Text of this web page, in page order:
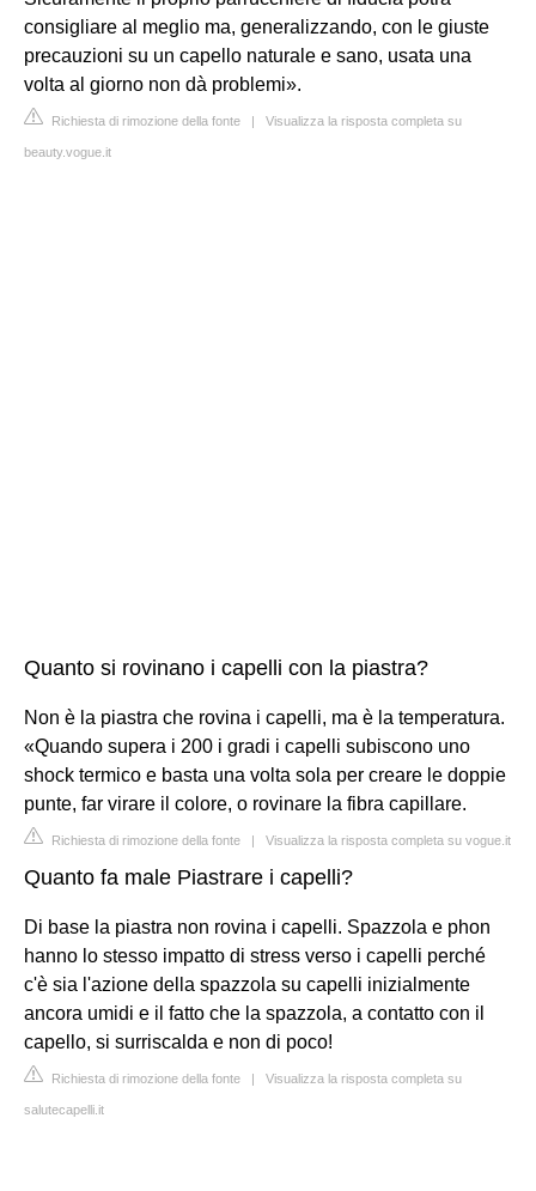
consigliare al meglio ma, generalizzando, con le giuste
precauzioni su un capello naturale e sano, usata una
volta al giorno non dà problemi».
Richiesta di rimozione della fonte | Visualizza la risposta completa su
beauty.vogue.it
Quanto si rovinano i capelli con la piastra?
Non è la piastra che rovina i capelli, ma è la temperatura.
«Quando supera i 200 i gradi i capelli subiscono uno
shock termico e basta una volta sola per creare le doppie
punte, far virare il colore, o rovinare la fibra capillare.
Richiesta di rimozione della fonte | Visualizza la risposta completa su vogue.it
Quanto fa male Piastrare i capelli?
Di base la piastra non rovina i capelli. Spazzola e phon
hanno lo stesso impatto di stress verso i capelli perché
c'è sia l'azione della spazzola su capelli inizialmente
ancora umidi e il fatto che la spazzola, a contatto con il
capello, si surriscalda e non di poco!
Richiesta di rimozione della fonte | Visualizza la risposta completa su
salutecapelli.it